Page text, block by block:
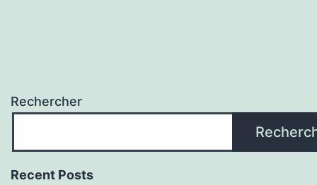
Rechercher
Recent Posts